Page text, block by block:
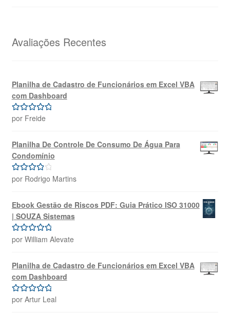
R$69,99.R$39,99.
Avaliações Recentes
Planilha de Cadastro de Funcionários em Excel VBA
com Dashboard
Avaliação5
por Freide
Planilha De Controle De Consumo De Água Para
Condomínio
Avaliação
por Rodrigo Martins
Ebook Gestão de Riscos PDF: Guia Prático ISO 31000
| SOUZA Sistemas
Avaliação5
por William Alevate
Planilha de Cadastro de Funcionários em Excel VBA
com Dashboard
Avaliação 5
por Artur Leal